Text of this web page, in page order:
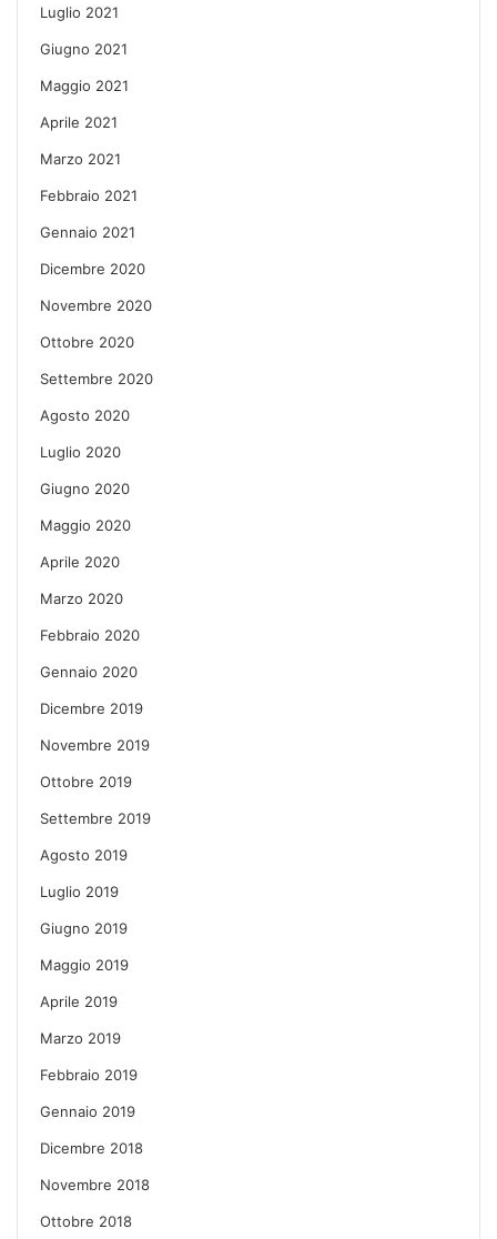
Luglio 2021
Giugno 2021
Maggio 2021
Aprile 2021
Marzo 2021
Febbraio 2021
Gennaio 2021
Dicembre 2020
Novembre 2020
Ottobre 2020
Settembre 2020
Agosto 2020
Luglio 2020
Giugno 2020
Maggio 2020
Aprile 2020
Marzo 2020
Febbraio 2020
Gennaio 2020
Dicembre 2019
Novembre 2019
Ottobre 2019
Settembre 2019
Agosto 2019
Luglio 2019
Giugno 2019
Maggio 2019
Aprile 2019
Marzo 2019
Febbraio 2019
Gennaio 2019
Dicembre 2018
Novembre 2018
Ottobre 2018